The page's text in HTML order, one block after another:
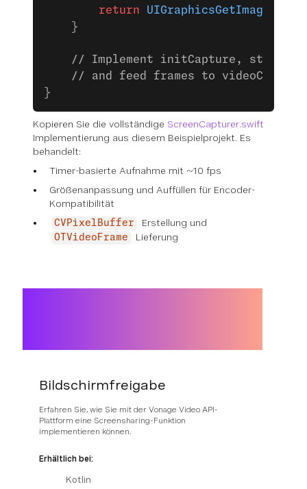
        return
    }
// Implement initCapture, start,
// and feed frames to
}
Kopieren Sie die vollständige ScreenCapturer.swift
Implementierung aus diesem Beispielprojekt. Es
behandelt:
Timer-basierte Aufnahme mit ~10 fps
Größenanpassung und Auffüllen für Encoder-
Kompatibilität
CVPixelBuffer Erstellung und
OTVideoFrame Lieferung
Bildschirmfreigabe
Erfahren Sie, wie Sie mit der Vonage Video API-
Plattform eine Screensharing-Funktion
implementieren können.
Erhältlich bei:
Kotlin